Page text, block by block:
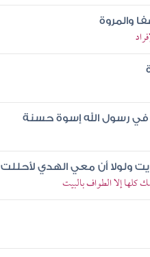
والمروة
رسول الله إسوة حسنة
ولولا أن معي الهدي لأحللت
إلا الطواف بالبيت